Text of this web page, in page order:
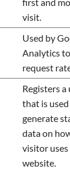
visit.
Used by
Analytics
request
Registers
that is
generate
data on
visitor
website.